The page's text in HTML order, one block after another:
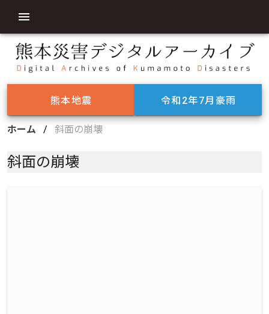
熊本地震 令和2年7月豪雨
ホーム / 斜面の崩壊
斜面の崩壊